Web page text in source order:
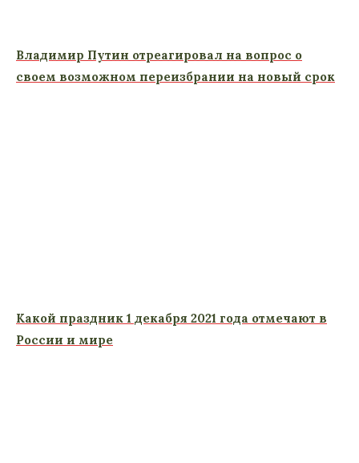
Владимир Путин отреагировал на вопрос о
своем возможном переизбрании на новый срок
Какой праздник 1 декабря 2021 года отмечают в
России и мире